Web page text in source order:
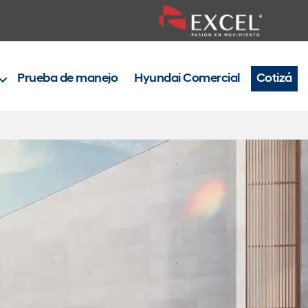
Prueba de manejo Hyundai Comercial Cotizá